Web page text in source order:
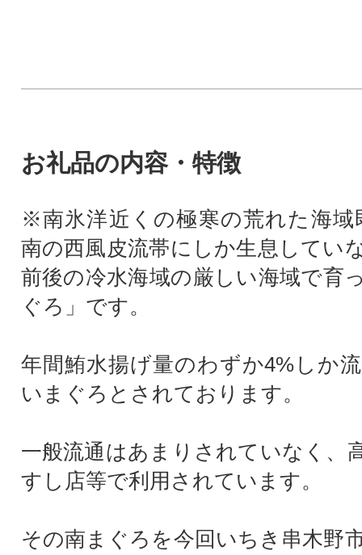
お礼品の内容・特徴
※南氷洋近くの極寒の荒れた海域
南の西風皮流帯にしか生息してい
前後の冷水海域の厳しい海域で育
ぐろ」です。
年間鮪水揚げ量のわずか4%しか
いまぐろとされております。
一般流通はあまりされていなく、
すし店等で利用されています。
その南まぐろを今回いちき串木野